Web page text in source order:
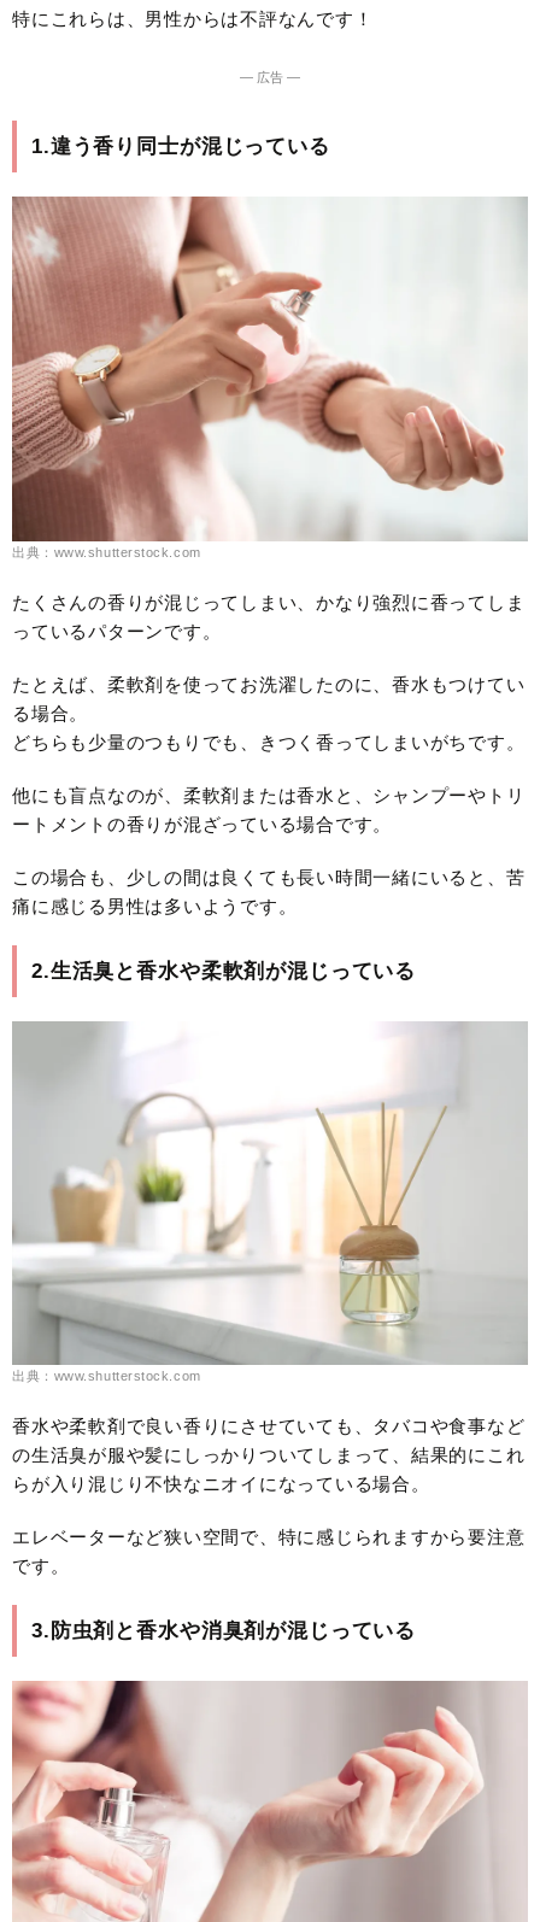
特にこれらは、男性からは不評なんです！
― 広告 ―
1.違う香り同士が混じっている
出典：www.shutterstock.com
たくさんの香りが混じってしまい、かなり強烈に香ってしま
っているパターンです。
たとえば、柔軟剤を使ってお洗濯したのに、香水もつけてい
る場合。
どちらも少量のつもりでも、きつく香ってしまいがちです。
他にも盲点なのが、柔軟剤または香水と、シャンプーやトリ
ートメントの香りが混ざっている場合です。
この場合も、少しの間は良くても長い時間一緒にいると、苦
痛に感じる男性は多いようです。
2.生活臭と香水や柔軟剤が混じっている
出典：www.shutterstock.com
香水や柔軟剤で良い香りにさせていても、タバコや食事など
の生活臭が服や髪にしっかりついてしまって、結果的にこれ
らが入り混じり不快なニオイになっている場合。
エレベーターなど狭い空間で、特に感じられますから要注意
です。
3.防虫剤と香水や消臭剤が混じっている